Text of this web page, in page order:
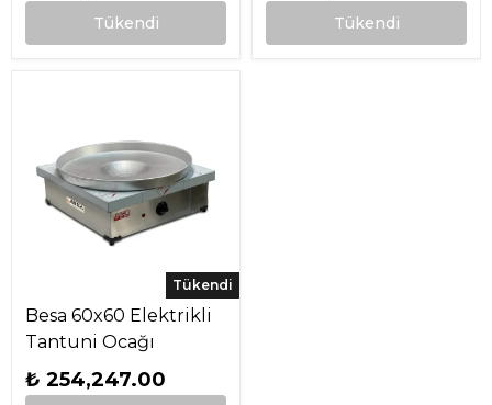
Tükendi Tükendi
Tükendi
Besa 60x60 Elektrikli
Tantuni Ocağı
₺ 254,247.00